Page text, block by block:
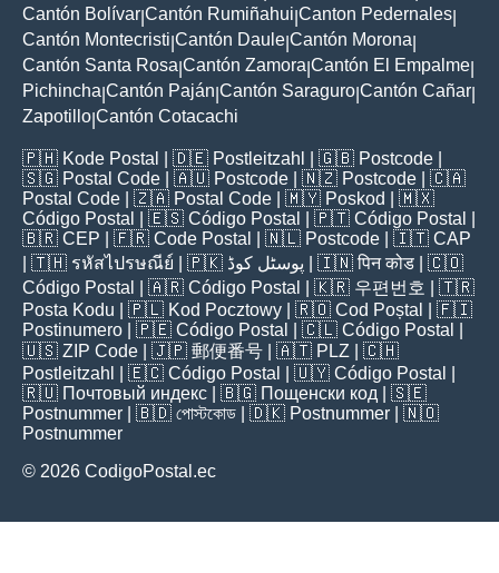
Cantón Bolívar Cantón Rumiñahui Canton Pedernales
Cantón Montecristi Cantón Daule Cantón Morona
Cantón Santa Rosa Cantón Zamora Cantón El Empalme
Pichincha Cantón Paján Cantón Saraguro Cantón Cañar
Zapotillo Cantón Cotacachi
🇵🇭 Kode Postal | 🇩🇪 Postleitzahl | 🇬🇧 Postcode
🇸🇬 Postal Code | 🇦🇺 Postcode | 🇳🇿 Postcode | 🇨🇦
Postal Code | 🇿🇦 Postal Code | 🇲🇾 Poskod
| 🇲🇽
Código Postal
| 🇪🇸 Código Postal | 🇵🇹 Código Postal
🇧🇷 CEP | 🇫🇷 Code Postal | 🇳🇱 Postcode | 🇮🇹 CAP
| 🇹🇭 รหัสไปรษณีย์ | 🇵🇰 پوسٹل کوڈ | 🇮🇳पिन कोड | 🇨🇴
Código Postal
| 🇦🇷 Código Postal | 🇰🇷 우편번호
| 🇹🇷
Posta Kodu | 🇵🇱 Kod Pocztowy | 🇷🇴 Cod Poștal
| 🇫🇮
Postinumero | 🇵🇪 Código Postal | 🇨🇱 Código Postal
🇺🇸 ZIP Code | 🇯🇵 郵便番号 | 🇦🇹 PLZ | 🇨🇭
Postleitzahl
| 🇪🇨 Código Postal | 🇺🇾 Código Postal
🇷🇺 Почтовый индекс | 🇧🇬 Пощенски код | 🇸🇪
Postnummer | 🇧🇩 পোস্টকোড | 🇩🇰 Postnummer | 🇳🇴
Postnummer
© 2026 CodigoPostal.ec